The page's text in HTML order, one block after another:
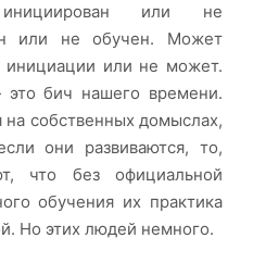
или не
или не обучен. Может
инициации или не может.
бич нашего времени.
на собственных домыслах,
они развиваются, то,
что без официальной
обучения их практика
Но этих людей немного.